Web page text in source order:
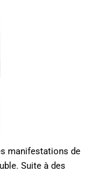
manifestations de
Suite à des